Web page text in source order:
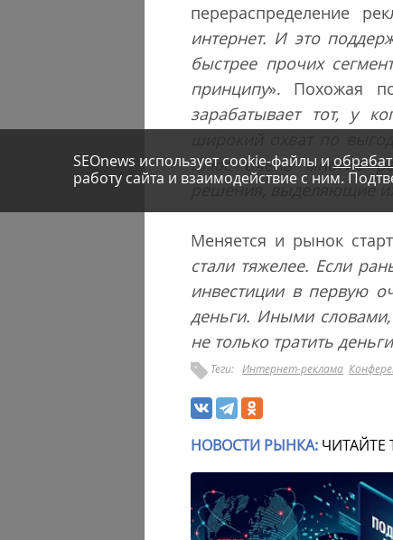
перераспределение
интернет. И это
быстрее прочих
принципу». Похожая
зарабатывает тот, у
плюс очень многие
решения, выделяющие
Меняется и рынок
стали тяжелее. Если
инвестиции в первую
деньги. Иными
не только тратить
Теги: Интернет-реклама
SEOnews использует cookie-файлы и
работу сайта и взаимодействие с ним.
НОВОСТИ РЫНКА: ЧИТАЙТЕ